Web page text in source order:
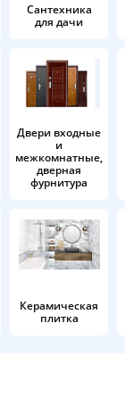
Сантехника
для дачи
Двери входные
и
межкомнатные,
дверная
фурнитура
Керамическая
плитка